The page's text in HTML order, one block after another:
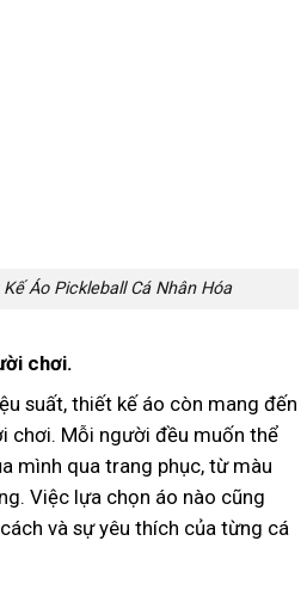
Áo Pickleball Cá Nhân Hóa
chơi.
suất, thiết kế áo còn mang đến
chơi. Mỗi người đều muốn thể
mình qua trang phục, từ màu
Việc lựa chọn áo nào cũng
và sự yêu thích của từng cá